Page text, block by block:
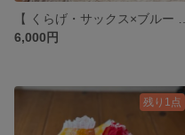
6,000円
残り1点